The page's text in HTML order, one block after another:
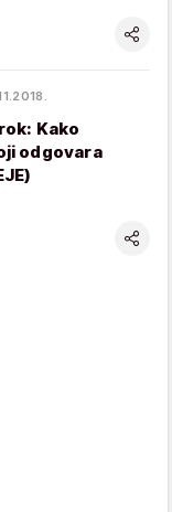
Kako
odgovara